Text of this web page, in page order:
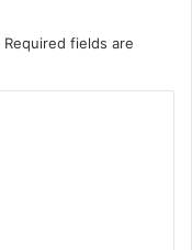
Required fields are